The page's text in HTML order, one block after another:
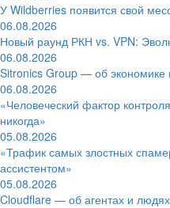
У Wildberries появится свой
06.08.2026
Новый раунд РКН vs. VPN:
06.08.2026
Sitronics Group — об экономике
06.08.2026
«Человеческий фактор
никогда»
05.08.2026
«Трафик самых злостных
ассистентом»
05.08.2026
Cloudflare — об агентах и людях